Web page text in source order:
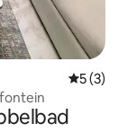
5 (3)